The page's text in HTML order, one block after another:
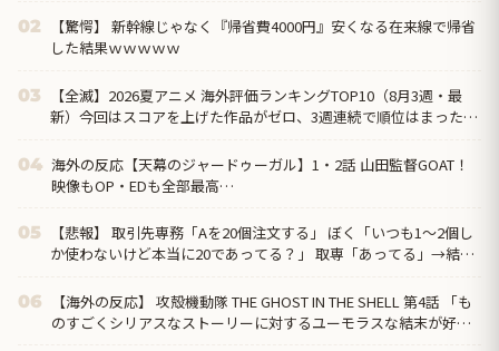
02
【驚愕】 新幹線じゃなく『帰省費4000円』安くなる在来線で帰省
した結果ｗｗｗｗｗ
03
【全滅】2026夏アニメ 海外評価ランキングTOP10（8月3週・最
新）今回はスコアを上げた作品がゼロ、3週連続で順位はまったく
04 海外の反応【天幕のジャードゥーガル】1・2話 山田監督GOAT！
映像もOP・EDも全部最高…
05
【悲報】 取引先専務「Aを20個注文する」 ぼく「いつも1～2個し
か使わないけど本当に20であってる？」 取専「あってる」→結果
06
【海外の反応】 攻殻機動隊 THE GHOST IN THE SHELL 第4話 「も
のすごくシリアスなストーリーに対するユーモラスな結末が好